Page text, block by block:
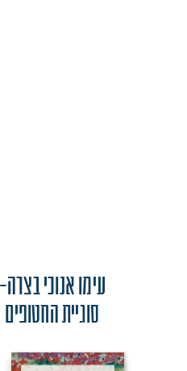
עימו אנוכי בצרה-
סוגיית החטופים